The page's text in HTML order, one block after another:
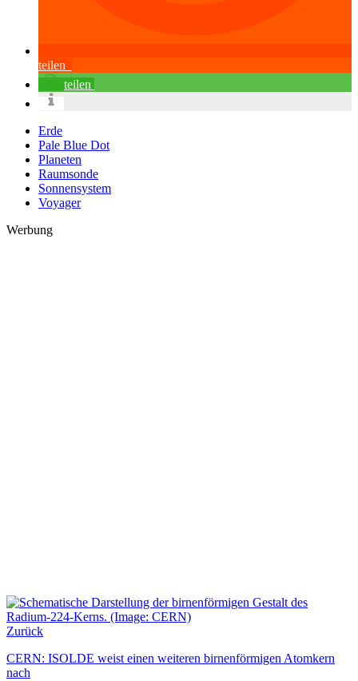
teilen
teilen
Erde
Pale Blue Dot
Planeten
Raumsonde
Sonnensystem
Voyager
Werbung
Zurück
CERN: ISOLDE weist einen weiteren birnenförmigen Atomkern
nach